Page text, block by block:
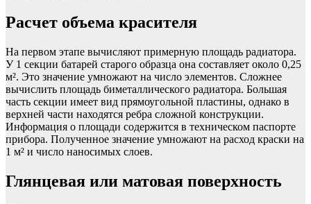
Расчет объема красителя
На первом этапе вычисляют примерную площадь радиатора.
У 1 секции батарей старого образца она составляет около 0,25
м². Это значение умножают на число элементов. Сложнее
вычислить площадь биметаллического радиатора. Большая
часть секции имеет вид прямоугольной пластины, однако в
верхней части находятся ребра сложной конструкции.
Информация о площади содержится в техническом паспорте
прибора. Полученное значение умножают на расход краски на
1 м² и число наносимых слоев.
Глянцевая или матовая поверхность